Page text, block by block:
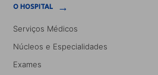
O HOSPITAL →
Serviços Médicos
Núcleos e Especialidades
Exames